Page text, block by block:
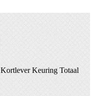
Kortlever Keuring Totaal